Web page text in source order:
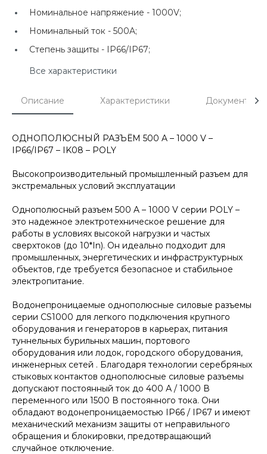
Номинальное напряжение - 1000V;
Номинальный ток - 500A;
Степень защиты - IP66/IP67;
Все характеристики
Описание Характеристики Документы
ОДНОПОЛЮСНЫЙ РАЗЪЁМ 500 A – 1000 V –
IP66/IP67 – IK08 – POLY
Высокопроизводительный промышленный разъем для
экстремальных условий эксплуатации
Однополюсный разъем 500 A – 1000 V серии POLY –
это надежное электротехническое решение для
работы в условиях высокой нагрузки и частых
сверхтоков (до 10*In). Он идеально подходит для
промышленных, энергетических и инфраструктурных
объектов, где требуется безопасное и стабильное
электропитание.
Водонепроницаемые однополюсные силовые разъемы
серии CS1000 для легкого подключения крупного
оборудования и генераторов в карьерах, питания
туннельных бурильных машин, портового
оборудования или лодок, городского оборудования,
инженерных сетей . Благодаря технологии серебряных
стыковых контактов однополюсные силовые разъемы
допускают постоянный ток до 400 А / 1000 В
переменного или 1500 В постоянного тока. Они
обладают водонепроницаемостью IP66 / IP67 и имеют
механический механизм защиты от неправильного
обращения и блокировки, предотвращающий
случайное отключение.